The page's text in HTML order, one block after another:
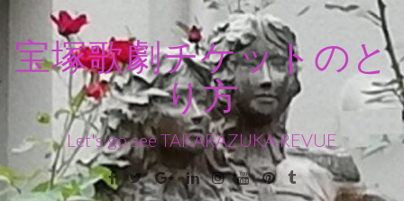
ン
ス
キ
宝塚歌劇チケットのと
り方
Let's go see TAKARAZUKA REVUE
Facebook
TwitterGoogle+LinkedinInstagram
YoutubePinterest
Tumblr